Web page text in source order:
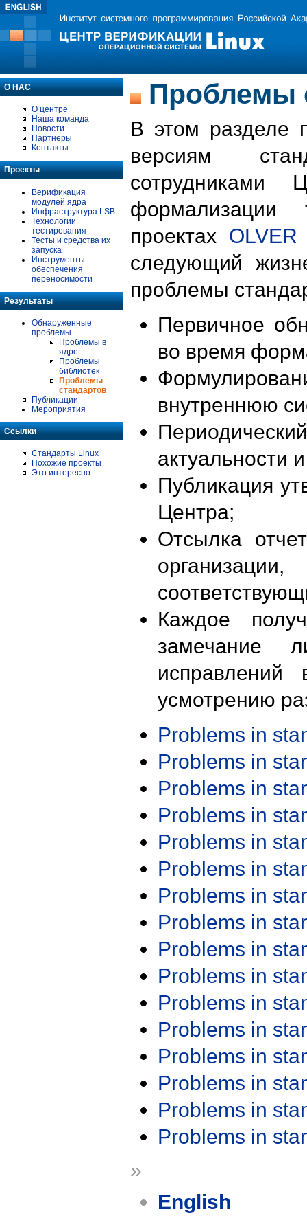
О НАС
О центре
Наша команда
Новости
Партнеры
Контакты
Проекты
Верификация
модулей ядра
Инфраструктура LSB
Технологии
тестирования
Тесты и средства их
запуска
Инструменты
обеспечения
переносимости
Результаты
Обнаруженные
проблемы
Проблемы в
ядре
Проблемы
библиотек
Проблемы
стандартов
Публикации
Мероприятия
Ссылки
Стандарты Linux
Похожие проекты
Это интересно
Проблемы
В этом разделе
версиям
формализации
проектах OLVER
следующий
проблемы
Первичное
во время
внутреннюю
актуальности
Публикация
Центра;
Отсылка
Каждое
замечание
исправлений
усмотрению
Problems in
Problems in
Problems in
Problems in
Problems in
Problems in
Problems in
Problems in
Problems in
Problems in
Problems in
Problems in
Problems in
Problems in
Problems in
Problems in
»
English